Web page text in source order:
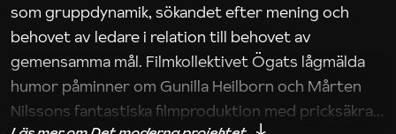
som gruppdynamik, sökandet efter mening och
behovet av ledare i relation till behovet av
gemensamma mål. Filmkollektivet Ögats lågmälda
humor påminner om Gunilla Heilborn och Mårten
Nilssons fantastiska filmproduktion med pricksäkra